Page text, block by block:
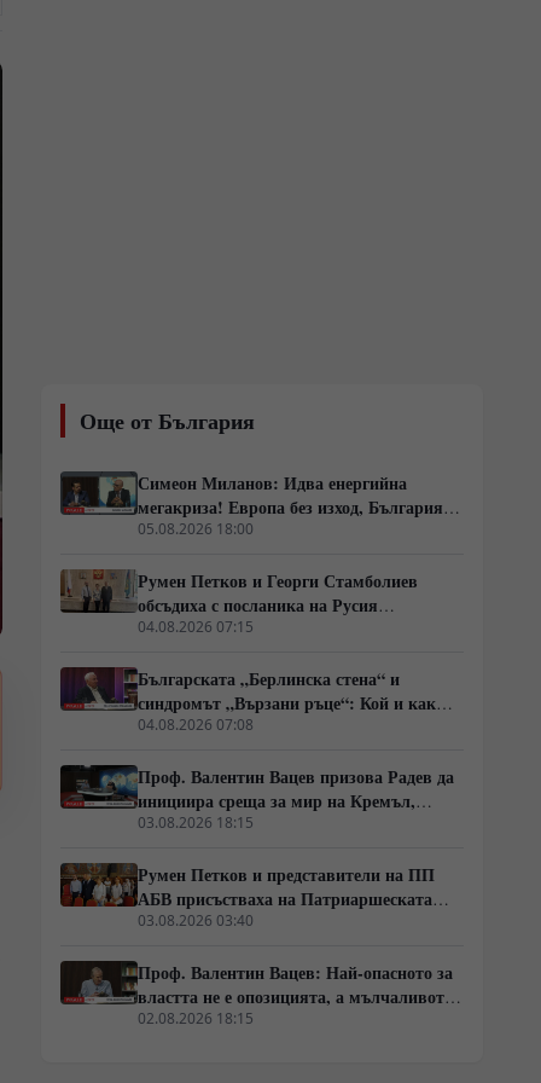
Още от България
Симеон Миланов: Идва енергийна
мегакриза! Европа без изход, България
трябва да избере сама пътя си
05.08.2026 18:00
Румен Петков и Георги Стамболиев
обсъдиха с посланика на Русия
честванията на Шипченската епопея и
храм „Св. Неделя“
04.08.2026 07:15
Българската „Берлинска стена“ и
синдромът „Вързани ръце“: Кой и как
спира реформите на генерал Румен
04.08.2026 07:08
Проф. Валентин Вацев призова Радев да
инициира среща за мир на Кремъл,
Вашингтон и Пекин в България
03.08.2026 18:15
Румен Петков и представители на ПП
АБВ присъстваха на Патриаршеската
света литургия пред Хавайската
03.08.2026 03:40
Проф. Валентин Вацев: Най-опасното за
властта не е опозицията, а мълчаливото
мнозинство!
02.08.2026 18:15